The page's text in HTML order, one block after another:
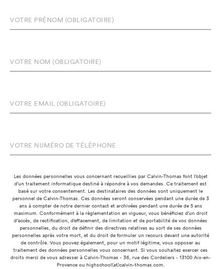
Les données personnelles vous concernant recueillies par Calvin-Thomas font l’objet
d’un traitement informatique destiné à répondre à vos demandes. Ce traitement est
basé sur votre consentement. Les destinataires des données sont uniquement le
personnel de Calvin-Thomas. Ces données seront conservées pendant une durée de 3
ans à compter de notre dernier contact et archivées pendant une durée de 5 ans
maximum. Conformément à la règlementation en vigueur, vous bénéficiez d’un droit
d’accès, de rectification, d’effacement, de limitation et de portabilité de vos données
personnelles, du droit de définir des directives relatives au sort de ses données
personnelles après votre mort, et du droit de formuler un recours devant une autorité
de contrôle. Vous pouvez également, pour un motif légitime, vous opposer au
traitement des données personnelles vous concernant. Si vous souhaitez exercer ces
droits merci de vous adresser à Calvin-Thomas - 36, rue des Cordeliers - 13100 Aix-en-
Provence ou highschool(at)calvin-thomas.com.